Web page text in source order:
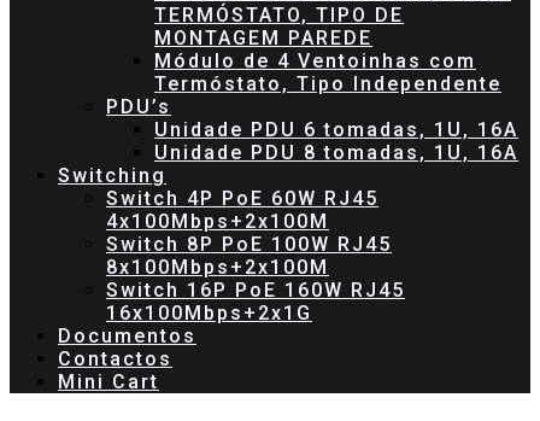
TERMÓSTATO, TIPO DE
MONTAGEM PAREDE
Módulo de 4 Ventoinhas com
Termóstato, Tipo Independente
PDU’s
Unidade PDU 6 tomadas, 1U, 16A
Unidade PDU 8 tomadas, 1U, 16A
Switching
Switch 4P PoE 60W RJ45
4x100Mbps+2x100M
Switch 8P PoE 100W RJ45
8x100Mbps+2x100M
Switch 16P PoE 160W RJ45
16x100Mbps+2x1G
Documentos
Contactos
Mini Cart